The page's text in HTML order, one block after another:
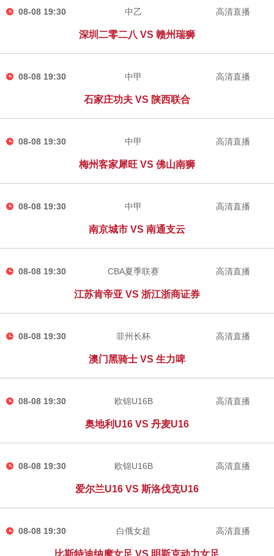
08-08 19:30 中乙
深圳二零二八 VS 赣州瑞狮
高清直播
08-08 19:30 中甲
石家庄功夫 VS 陕西联合
高清直播
08-08 19:30 中甲
梅州客家犀旺 VS 佛山南狮
高清直播
08-08 19:30 中甲
南京城市 VS 南通支云
高清直播
08-08 19:30 CBA夏季联赛
江苏肯帝亚 VS 浙江浙商证券
高清直播
08-08 19:30 菲州长杯
澳门黑骑士 VS 生力啤
高清直播
08-08 19:30 欧锦U16B
奥地利U16 VS 丹麦U16
高清直播
08-08 19:30 欧锦U16B
爱尔兰U16 VS 斯洛伐克U16
高清直播
08-08 19:30 白俄女超
比斯特迪纳摩女足 VS 明斯克动力女足
高清直播